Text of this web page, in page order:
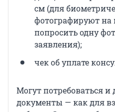
см (для
фотографируют на
попросить одну
заявления);
чек об уплате
Могут потребоваться
документы — как для